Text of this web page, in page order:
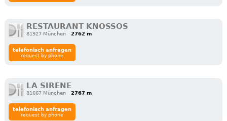
RESTAURANT KNOSSOS
81927 München 2762 m
telefonisch anfragen
request by phone
LA SIRENE
81667 München 2767 m
telefonisch anfragen
request by phone